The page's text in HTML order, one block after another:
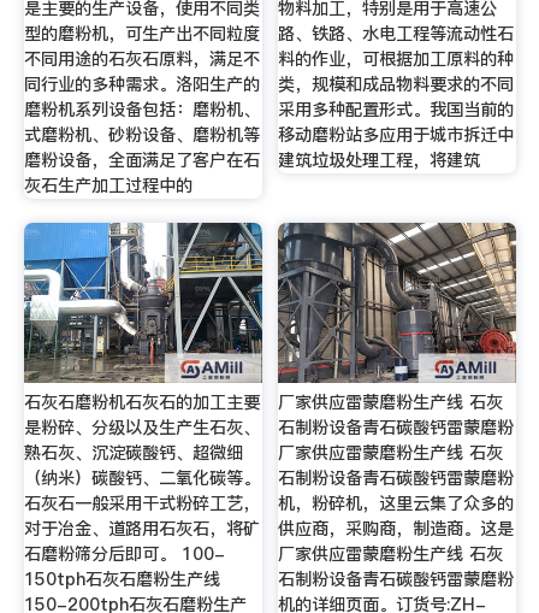
是主要的生产设备，使用不同类
型的磨粉机，可生产出不同粒度
不同用途的石灰石原料，满足不
同行业的多种需求。洛阳生产的
磨粉机系列设备包括：磨粉机、
式磨粉机、砂粉设备、磨粉机等
磨粉设备，全面满足了客户在石
灰石生产加工过程中的
物料加工，特别是用于高速公
路、铁路、水电工程等流动性石
料的作业，可根据加工原料的种
类，规模和成品物料要求的不同
采用多种配置形式。我国当前的
移动磨粉站多应用于城市拆迁中
建筑垃圾处理工程，将建筑
石灰石磨粉机石灰石的加工主要
是粉碎、分级以及生产生石灰、
熟石灰、沉淀碳酸钙、超微细
（纳米）碳酸钙、二氧化碳等。
石灰石一般采用干式粉碎工艺，
对于冶金、道路用石灰石，将矿
石磨粉筛分后即可。 100-
150tph石灰石磨粉生产线
150-200tph石灰石磨粉生产
厂家供应雷蒙磨粉生产线 石灰
石制粉设备青石碳酸钙雷蒙磨粉
厂家供应雷蒙磨粉生产线 石灰
石制粉设备青石碳酸钙雷蒙磨粉
机，粉碎机，这里云集了众多的
供应商，采购商，制造商。这是
厂家供应雷蒙磨粉生产线 石灰
石制粉设备青石碳酸钙雷蒙磨粉
机的详细页面。订货号:ZH-